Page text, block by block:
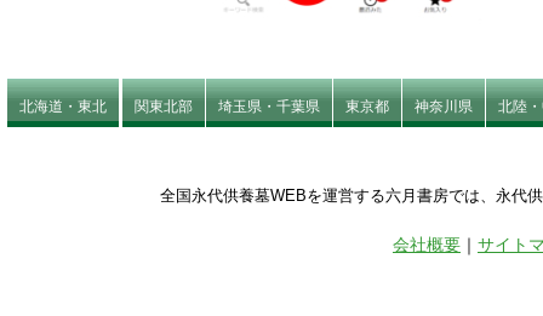
北海道・東北 関東北部 埼玉県・千葉県 東京都 神奈川県 北陸
全国永代供養墓WEBを運営する六月書房では、永代
会社概要 ｜ サイト